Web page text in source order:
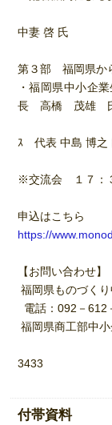
株式会
中妻 啓 氏
第３部 福岡県か
・福岡県中小
長 高橋 茂雄
有限会
ｽ 代表 中島 博
※交流会 １７：
申込はこちら
https://
【お問い合わせ】
福岡県ものづく
電話：092－612
福岡県商工部中
電話
付帯資料